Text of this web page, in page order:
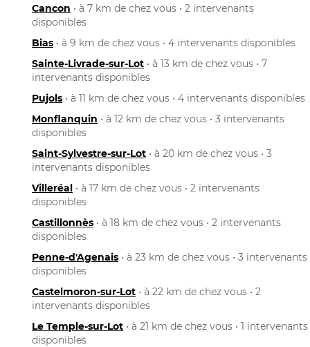
Cancon • à 7 km de chez vous • 2 intervenants
disponibles
Bias • à 9 km de chez vous • 4 intervenants disponibles
Sainte-Livrade-sur-Lot • à 13 km de chez vous • 7
intervenants disponibles
Pujols • à 11 km de chez vous • 4 intervenants disponibles
Monflanquin • à 12 km de chez vous • 3 intervenants
disponibles
Saint-Sylvestre-sur-Lot • à 20 km de chez vous • 3
intervenants disponibles
Villeréal • à 17 km de chez vous • 2 intervenants
disponibles
Castillonnès • à 18 km de chez vous • 2 intervenants
disponibles
Penne-d'Agenais • à 23 km de chez vous • 3 intervenants
disponibles
Castelmoron-sur-Lot • à 22 km de chez vous • 2
intervenants disponibles
Le Temple-sur-Lot • à 21 km de chez vous • 1 intervenants
disponibles